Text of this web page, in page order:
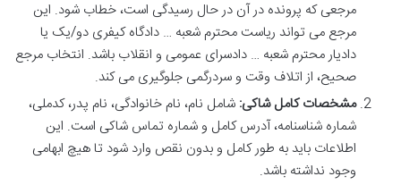
مرجعی که پرونده در آن در حال رسیدگی است، خطاب شود. این
مرجع می تواند ریاست محترم شعبه … دادگاه کیفری دو/یک یا
دادیار محترم شعبه … دادسرای عمومی و انقلاب باشد. انتخاب مرجع
صحیح، از اتلاف وقت و سردرگمی جلوگیری می کند.
مشخصات کامل شاکی: شامل نام، نام خانوادگی، نام پدر، کدملی،
شماره شناسنامه، آدرس کامل و شماره تماس شاکی است. این
اطلاعات باید به طور کامل و بدون نقص وارد شود تا هیچ ابهامی
وجود نداشته باشد.